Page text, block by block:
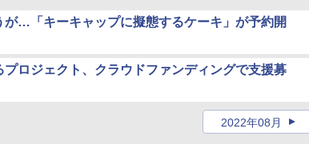
…「キーキャップに擬態するケーキ」が予約開
ロジェクト、クラウドファンディングで支援募
2022年08月